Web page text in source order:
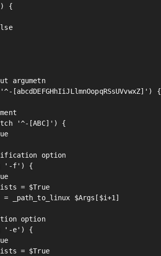
{
argumetn
[abcdDEFGHhIiJLlmnOopqRSsUVvwxZ]') {
'^-[ABC]') {
option
'-f') {
= $True
_path_to_linux $Args[$i+1]
option
'-e') {
= $True